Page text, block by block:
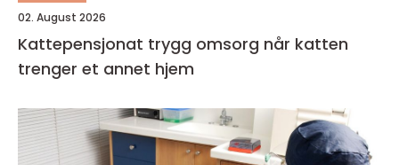
02. August 2026
Kattepensjonat trygg omsorg når katten
trenger et annet hjem